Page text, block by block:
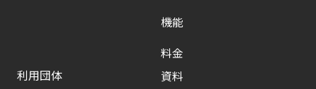
機能
料金
利用団体
資料